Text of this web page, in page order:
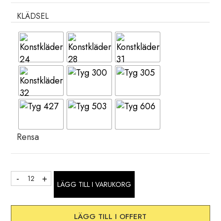
KLÄDSEL
Rensa
LÄGG TILL I VARUKORG
LÄGG TILL I OFFERT